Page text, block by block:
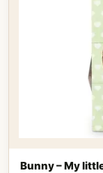
Bunny – My